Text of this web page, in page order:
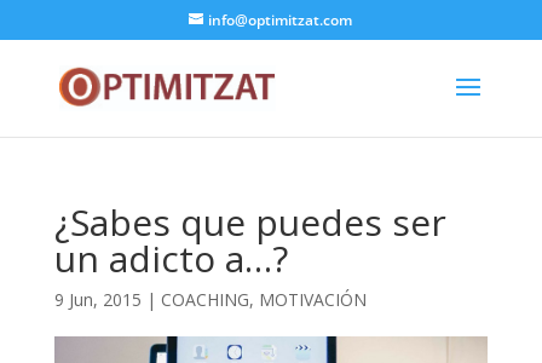
info@optimitzat.com
¿Sabes que puedes ser
un adicto a…?
9 Jun, 2015 | COACHING, MOTIVACIÓN